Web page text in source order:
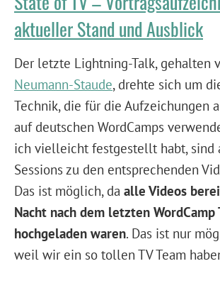
aktueller Stand und Ausblick
Der letzte Lightning-Talk, gehalten
Neumann-Staude, drehte sich um
Technik, die für die Aufzeichungen
auf deutschen WordCamps
ich vielleicht festgestellt habt,
Sessions zu den entsprechenden
Das ist möglich, da alle Videos
Nacht nach dem letzten WordCamp
hochgeladen waren. Das ist nur
weil wir ein so tollen TV Team